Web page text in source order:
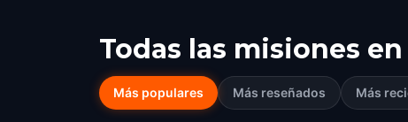
Todas las misiones en
Más populares Más reseñados Más